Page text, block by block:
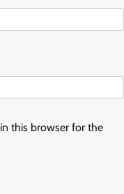
this browser for the